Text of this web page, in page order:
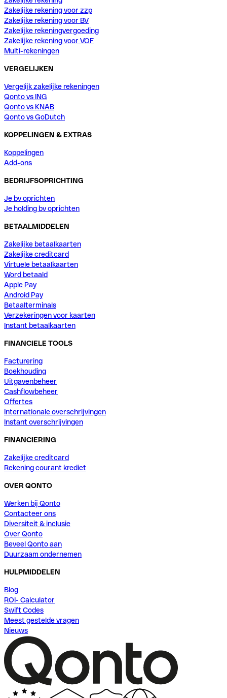
Zakelijke rekening voor zzp
Zakelijke rekening voor BV
Zakelijke rekeningvergoeding
Zakelijke rekening voor VOF
Multi-rekeningen
VERGELIJKEN
Vergelijk zakelijke rekeningen
Qonto vs ING
Qonto vs KNAB
Qonto vs GoDutch
KOPPELINGEN & EXTRAS
Koppelingen
Add-ons
BEDRIJFSOPRICHTING
Je bv oprichten
Je holding bv oprichten
BETAALMIDDELEN
Zakelijke betaalkaarten
Zakelijke creditcard
Virtuele betaalkaarten
Word betaald
Apple Pay
Android Pay
Betaalterminals
Verzekeringen voor kaarten
Instant betaalkaarten
FINANCIELE TOOLS
Facturering
Boekhouding
Uitgavenbeheer
Cashflowbeheer
Offertes
Internationale overschrijvingen
Instant overschrijvingen
FINANCIERING
Zakelijke creditcard
Rekening courant krediet
OVER QONTO
Werken bij Qonto
Contacteer ons
Diversiteit & inclusie
Over Qonto
Beveel Qonto aan
Duurzaam ondernemen
HULPMIDDELEN
Blog
ROI- Calculator
Swift Codes
Meest gestelde vragen
Nieuws